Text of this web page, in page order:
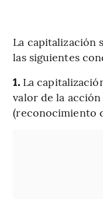
La capitalización
las siguientes
1.La
valor de la
(reconocimiento